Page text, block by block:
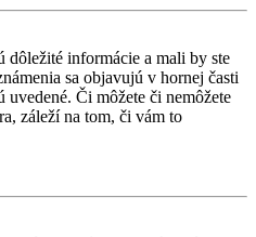
dôležité informácie a mali by ste
sa objavujú v hornej časti
uvedené. Či môžete či nemôžete
záleží na tom, či vám to